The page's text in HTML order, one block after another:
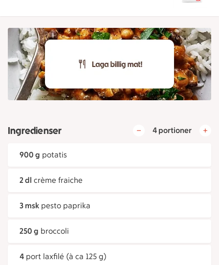
Ingredienser 4 portioner
900 g potatis
2 dl crème fraiche
3 msk pesto paprika
250 g broccoli
4 port laxfilé (à ca 125 g)